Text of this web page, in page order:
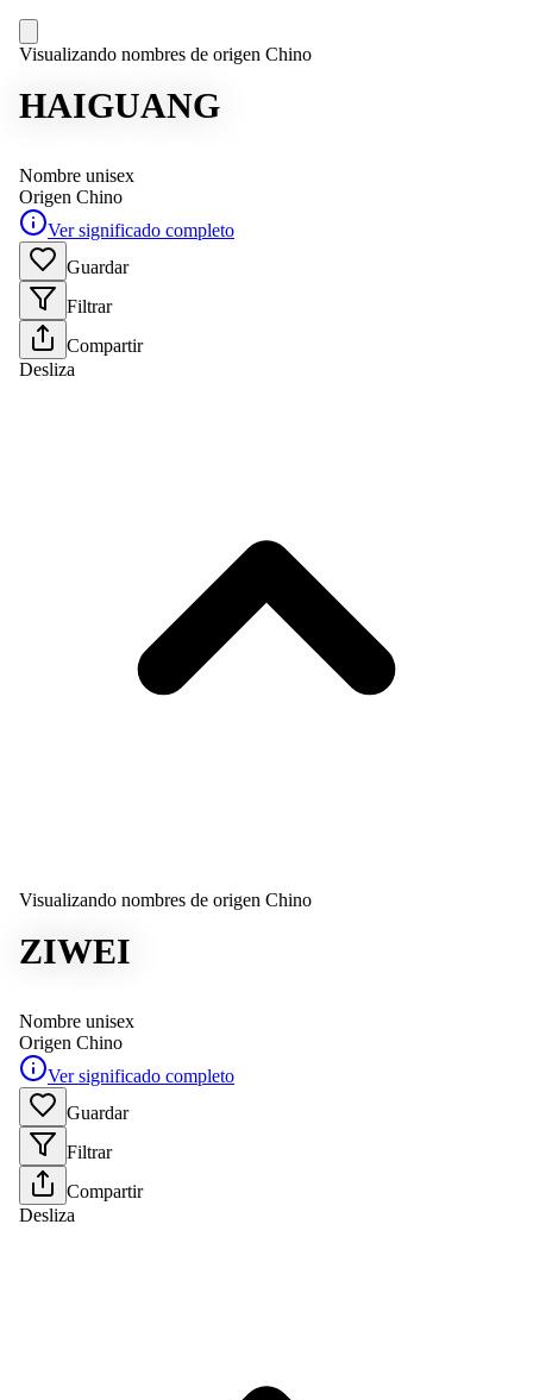
Visualizando nombres de origen Chino
HAIGUANG
Nombre unisex
Origen Chino
Ver significado completo
Guardar
Filtrar
Compartir
Desliza
Visualizando nombres de origen Chino
ZIWEI
Nombre unisex
Origen Chino
Ver significado completo
Guardar
Filtrar
Compartir
Desliza